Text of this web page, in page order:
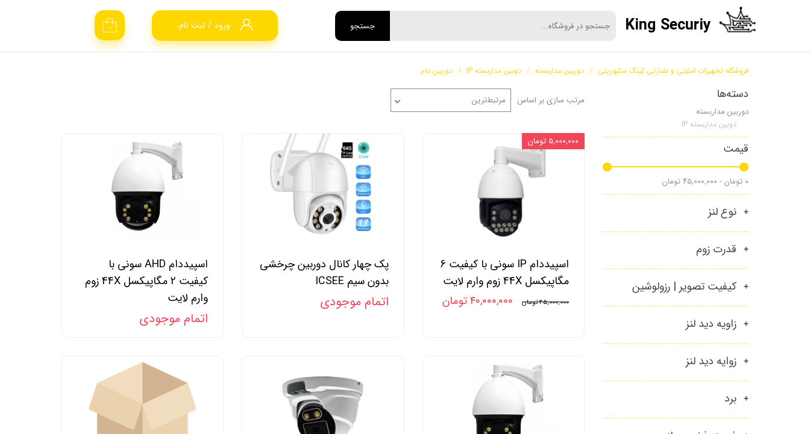
جستجو ۰ King Securiy ورود / ثبت نام
حساب کاربری من
فروشگاه تجهیزات امنیتی و نضارتی کینگ سکیوریتی دوربین مداربسته دوبین مداربسته IP دوربین دام
دسته‌ها
دوربین مداربسته
دوبین مداربسته IP
قیمت
۰ تومان - ۴۵,۰۰۰,۰۰۰ تومان
نوع لنز
قدرت زوم
کیفیت تصویر | رزولوشین
زاویه دید لنز
زوایه دید لنز
برد
مرتب سازی بر اساس مرتبط‌ترین
اسپیددام IP سونی با کیفیت 6
مگاپیکسل 44X زوم وارم لایت
۴۵,۰۰۰,۰۰۰ تومان ۴۰,۰۰۰,۰۰۰ تومان
۵,۰۰۰,۰۰۰ تومان
پک چهار کانال دوربین چرخشی
بدون سیم ICSEE
اتمام موجودی
اسپیددام AHD سونی با
کیفیت 2 مگاپیکسل 44X زوم
وارم لایت
اتمام موجودی